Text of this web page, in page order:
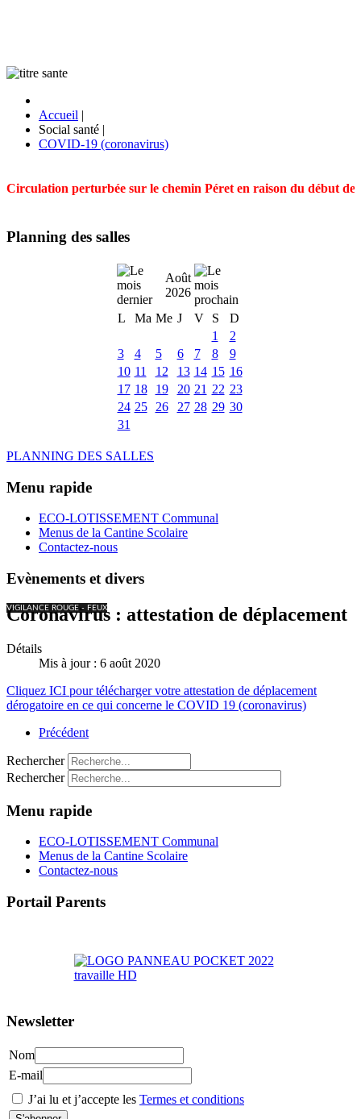
Accueil |
Social santé |
COVID-19 (coronavirus)
Circulation perturbée sur le chemin Péret en raison du début
Planning des salles
Août
2026
L
Ma Me J V S
D
1
2
3
4 5 6 7 8
9
10 11 12 13 14 15 16
17 18 19 20 21 22 23
24 25 26 27 28 29 30
31
PLANNING DES SALLES
Menu rapide
ECO-LOTISSEMENT Communal
Menus de la Cantine Scolaire
Contactez-nous
Evènements et divers
VIGILANCE ROUGE - FEUX
Coronavirus : attestation de déplacement
Détails
Mis à jour : 6 août 2020
Cliquez ICI pour télécharger votre attestation de déplacement
dérogatoire en ce qui concerne le COVID 19 (coronavirus)
Précédent
Rechercher
Rechercher
Menu rapide
ECO-LOTISSEMENT Communal
Menus de la Cantine Scolaire
Contactez-nous
Portail Parents
Newsletter
Nom
E-mail
J’ai lu et j’accepte les Termes et conditions